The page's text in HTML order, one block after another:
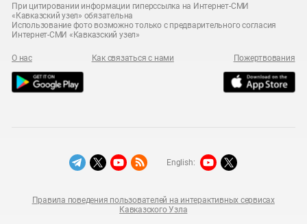
При цитировании информации гиперссылка на Интернет-СМИ
«Кавказский узел» обязательна
Использование фото возможно только с предварительного согласия
Интернет-СМИ «Кавказский узел»
О нас Как связаться с нами Пожертвования
Правила поведения пользователей на интерактивных сервисах
Кавказского Узла
English: